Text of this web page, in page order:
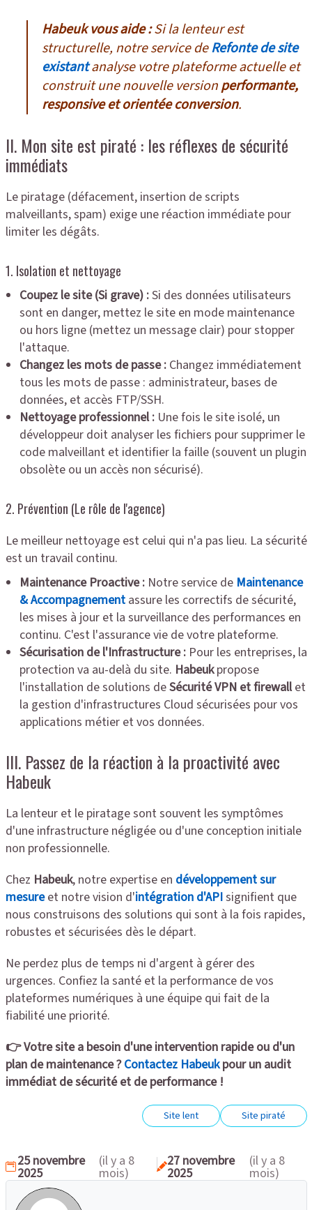
Habeuk vous aide :Si la lenteur est
structurelle, notre service deRefonte de site
existantanalyse votre plateforme actuelle et
construit une nouvelle versionperformante,
responsive et orientée conversion.
II. Mon site est piraté : les réflexes de sécurité
immédiats
Le piratage (défacement, insertion de scripts
malveillants, spam) exige une réaction immédiate pour
limiter les dégâts.
1. Isolation et nettoyage
Coupez le site (Si grave) :Si des données utilisateurs
sont en danger, mettez le site en mode maintenance
ou hors ligne (mettez un message clair) pour stopper
l'attaque.
Changez les mots de passe :Changez immédiatement
tous les mots de passe : administrateur, bases de
données, et accès FTP/SSH.
Nettoyage professionnel :Une fois le site isolé, un
développeur doit analyser les fichiers pour supprimer le
code malveillant et identifier la faille (souvent un plugin
obsolète ou un accès non sécurisé).
2. Prévention (Le rôle de l'agence)
Le meilleur nettoyage est celui qui n'a pas lieu. La sécurité
est un travail continu.
Maintenance Proactive :Notre service de Maintenance
& Accompagnementassure les correctifs de sécurité,
les mises à jour et la surveillance des performances en
continu. C'est l'assurance vie de votre plateforme.
Sécurisation de l'Infrastructure :Pour les entreprises, la
protection va au-delà du site. Habeukpropose
l'installation de solutions deSécurité VPN et firewallet
la gestion d'infrastructures Cloud sécurisées pour vos
applications métier et vos données.
III. Passez de la réaction à la proactivité avec
Habeuk
La lenteur et le piratage sont souvent les symptômes
d'une infrastructure négligée ou d'une conception initiale
non professionnelle.
Chez Habeuk, notre expertise en développement sur
mesureet notre vision d'intégration d'APIsignifient que
nous construisons des solutions qui sont à la fois rapides,
robustes et sécurisées dès le départ.
Ne perdez plus de temps ni d'argent à gérer des
urgences. Confiez la santé et la performance de vos
plateformes numériques à une équipe qui fait de la
fiabilité une priorité.
👉 Votre site a besoin d'une intervention rapide ou d'un
plan de maintenance ? Contactez Habeukpour un audit
immédiat de sécurité et de performance !
Site lent Site piraté
25 novembre
2025
(il y a 8
mois)
27 novembre
2025
(il y a 8
mois)